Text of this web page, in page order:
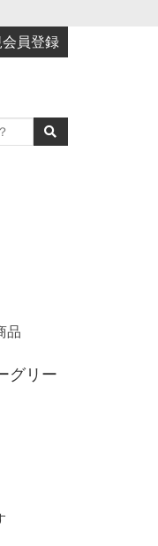
会員登録
品
グリー